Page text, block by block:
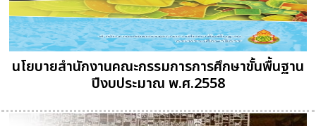
นโยบายสำนักงานคณะกรรมการการศึกษาขั้นพื้นฐาน
ปีงบประมาณ พ.ศ.2558